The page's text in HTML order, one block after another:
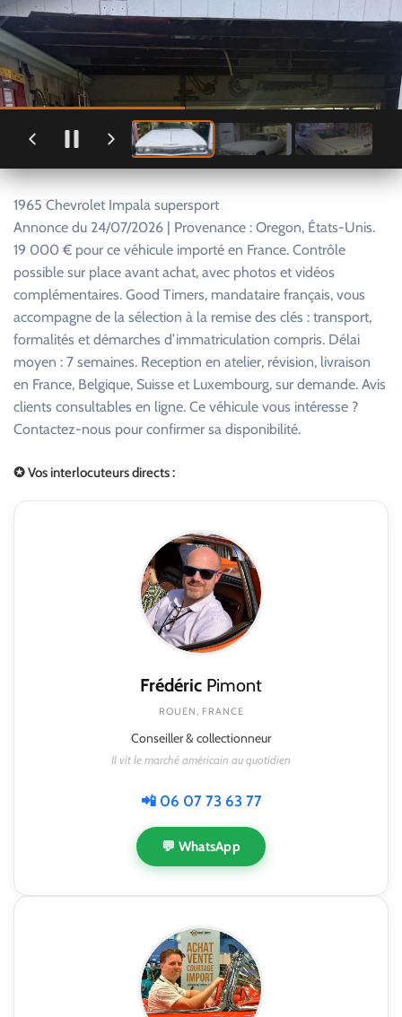
1965 Chevrolet Impala supersport
Annonce du 24/07/2026 | Provenance : Oregon, États-Unis.
19 000 € pour ce véhicule importé en France. Contrôle
possible sur place avant achat, avec photos et vidéos
complémentaires. Good Timers, mandataire français, vous
accompagne de la sélection à la remise des clés : transport,
formalités et démarches d’immatriculation compris. Délai
moyen : 7 semaines. Reception en atelier, révision, livraison
en France, Belgique, Suisse et Luxembourg, sur demande. Avis
clients consultables en ligne. Ce véhicule vous intéresse ?
Contactez-nous pour confirmer sa disponibilité.
✪ Vos interlocuteurs directs :
Frédéric Pimont
ROUEN, FRANCE
Conseiller & collectionneur
Il vit le marché américain au quotidien
📲 06 07 73 63 77
💬 WhatsApp